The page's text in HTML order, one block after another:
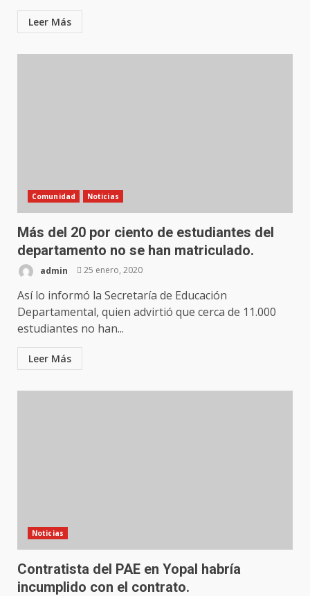
Leer Más
Comunidad Noticias
Más del 20 por ciento de estudiantes del
departamento no se han matriculado.
admin 25 enero, 2020
Así lo informó la Secretaría de Educación
Departamental, quien advirtió que cerca de 11.000
estudiantes no han...
Leer Más
Noticias
Contratista del PAE en Yopal habría
incumplido con el contrato.